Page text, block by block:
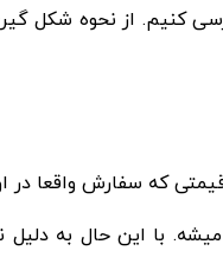
کنیم. از نحوه شکل
که سفارش واقعا در
با این حال به دلیل